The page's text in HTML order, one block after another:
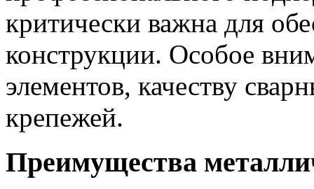
критически важна для
конструкции. Особое
элементов, качеству
крепежей.
Преимущества